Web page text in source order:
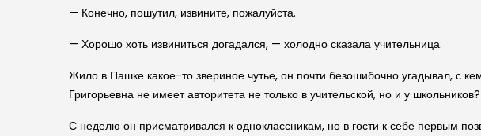
— Конечно, пошутил, извините, пожалуйста.
— Хорошо хоть извиниться догадался, — холодно сказала учительница.
Жило в Пашке какое-то звериное чутье, он почти безошибочно угадывал, с
Григорьевна не имеет авторитета не только в учительской, но и у школьников?
С неделю он присматривался к одноклассникам, но в гости к себе первым